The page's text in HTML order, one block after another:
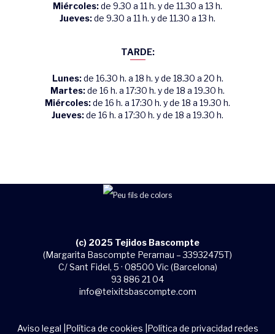
Miércoles:de 9.30 a 11 h. y de 11.30 a 13 h.
Jueves:de 9.30 a 11 h. y de 11.30 a 13 h.
TARDE:
Lunes:de 16.30 h. a 18 h. y de 18.30 a 20 h.
Martes:de 16 h. a 17:30 h. y de 18 a 19.30 h.
Miércoles:de 16 h. a 17:30 h. y de 18 a 19.30 h.
Jueves:de 16 h. a 17:30 h. y de 18 a 19.30 h.
(c) 2025 Tejidos Bascompte
(Margarita Bascompte Perarnau – 33932475T)
C/ Sant Fidel, 5 · 08500 Vic (Barcelona)
93 886 21 04
info@teixitsbascompte.com
Aviso legal Política de cookies Política de privacidad redes